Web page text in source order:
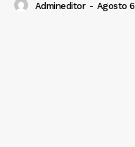
Admineditor - Agosto